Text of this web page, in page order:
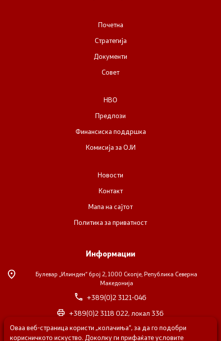
Почетна
Стратегија
Документи
Совет
НВО
Предлози
Финансиска поддршка
Комисија за ОЈИ
Новости
Контакт
Мапа на сајтот
Политика за приватност
Информации
Булевар „Илинден“ број 2, 1000 Скопје, Република Северна
Македонија
+389(0)2 3121-046
+389(0)2 3118 022, локал 336
nvosorabotka@gs.gov.mk
Оваа веб-страница користи „колачиња“, за да го подобри
корисничкото искуство. Доколку ги прифаќате условите